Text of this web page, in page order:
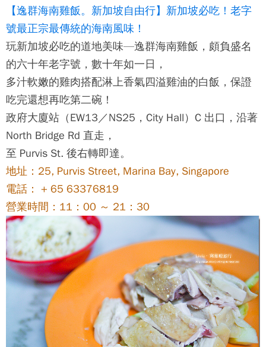
【逸群海南雞飯。新加坡自由行】新加坡必吃！老字
號最正宗最傳統的海南風味！
玩新加坡必吃的道地美味—逸群海南雞飯，頗負盛名
的六十年老字號，數十年如一日，
多汁軟嫩的雞肉搭配淋上香氣四溢雞油的白飯，保證
吃完還想再吃第二碗！
政府大廈站（EW13／NS25，City Hall）C 出口，沿著
North Bridge Rd 直走，
至 Purvis St. 後右轉即達。
地址：25, Purvis Street, Marina Bay, Singapore
電話： + 65 63376819
營業時間：11：00 ～ 21：30